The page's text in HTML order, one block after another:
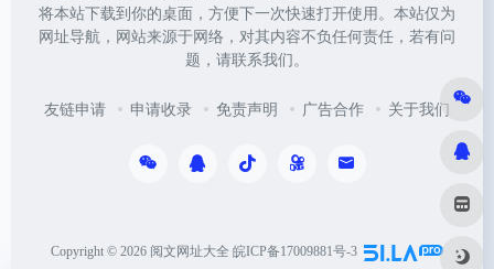
将本站下载到你的桌面，方便下一次快速打开使用。本站仅为
网址导航，网站来源于网络，对其内容不负任何责任，若有问
题，请联系我们。
友链申请 申请收录 免责声明 广告合作 关于我们
Copyright © 2026 阅文网址大全 皖ICP备17009881号-3